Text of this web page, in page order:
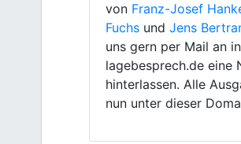
von Franz-Josef
Fuchs und Jens
uns gern per Mail an
lagebesprech.de eine
hinterlassen. Alle
nun unter dieser